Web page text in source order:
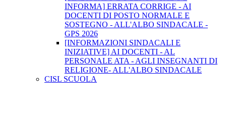
INFORMA] ERRATA CORRIGE - AI
DOCENTI DI POSTO NORMALE E
SOSTEGNO - ALL'ALBO SINDACALE -
GPS 2026
[INFORMAZIONI SINDACALI E
INIZIATIVE] AI DOCENTI - AL
PERSONALE ATA - AGLI INSEGNANTI DI
RELIGIONE- ALL'ALBO SINDACALE
CISL SCUOLA